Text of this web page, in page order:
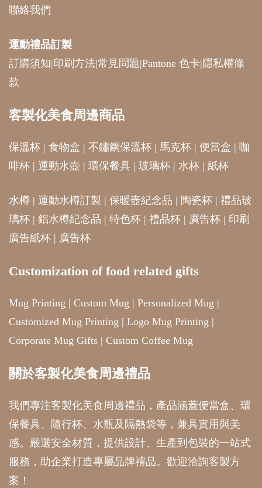
聯絡我們
運動禮品訂製
訂購須知|印刷方法|常見問題|Pantone 色卡| 隱私權條
款
客製化美食周邊商品
保溫杯 | 食物盒 | 不鏽鋼保溫杯 | 馬克杯 | 便當盒 | 咖
啡杯 | 運動水壺 | 環保餐具 | 玻璃杯 | 水杯 | 紙杯
水樽 | 運動水樽訂製 | 保暖壺紀念品 | 陶瓷杯 | 禮品玻
璃杯 | 鋁水樽紀念品 | 特色杯 | 禮品杯 | 廣告杯 | 印刷
廣告紙杯 | 廣告杯
Customization of food related gifts
Mug Printing | Custom Mug | Personalized Mug |
Customized Mug Printing | Logo Mug Printing |
Corporate Mug Gifts | Custom Coffee Mug
關於客製化美食周邊禮品
我們專注客製化美食周邊禮品，產品涵蓋便當盒、環
保餐具、隨行杯、水瓶及隔熱袋等，兼具實用與美
感。嚴選安全材質，提供設計、生產到包裝的一站式
服務，助企業打造專屬品牌禮品。歡迎洽詢客製方
案！